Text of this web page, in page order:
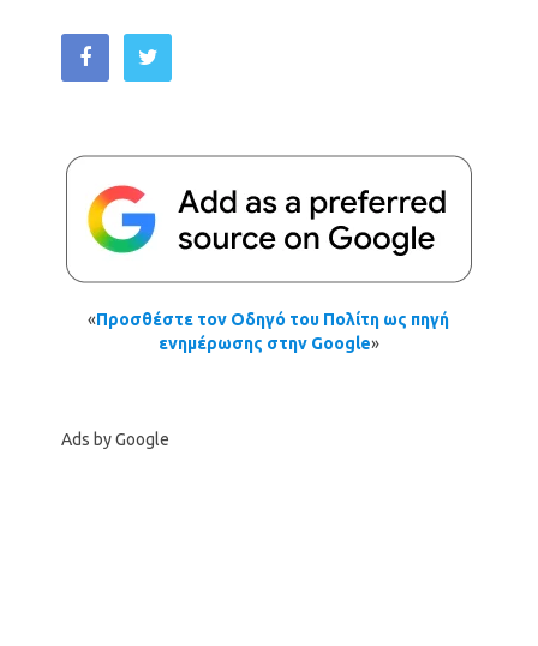
«Προσθέστε τον Οδηγό του Πολίτη ως πηγή
ενημέρωσης στην Google»
Ads by Google